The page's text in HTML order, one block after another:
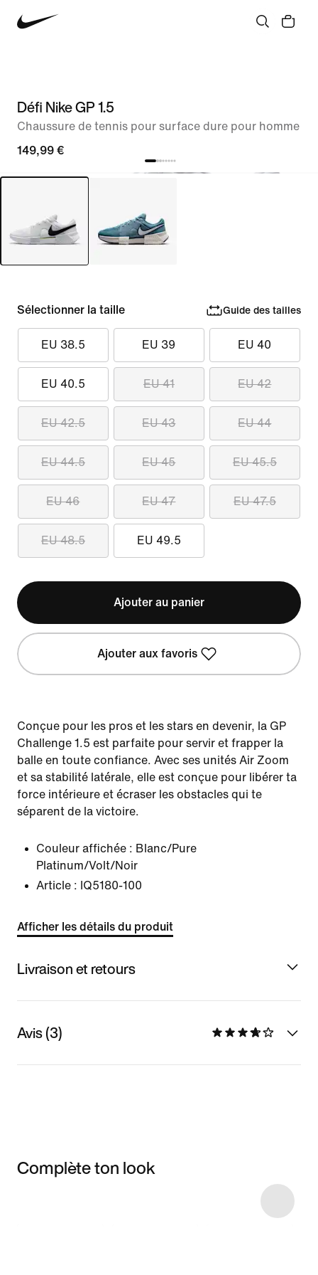
Défi Nike GP 1.5
Chaussure de tennis pour surface dure pour homme
149,99 €
Sélectionner la taille Guide des tailles
EU 38.5 EU 39 EU 40
EU 40.5 EU 41 EU 42
EU 42.5 EU 43 EU 44
EU 44.5 EU 45 EU 45.5
EU 46 EU 47 EU 47.5
EU 48.5 EU 49.5
Ajouter au panier
Ajouter aux favoris
Conçue pour les pros et les stars en devenir, la GP
Challenge 1.5 est parfaite pour servir et frapper la
balle en toute confiance. Avec ses unités Air Zoom
et sa stabilité latérale, elle est conçue pour libérer ta
force intérieure et écraser les obstacles qui te
séparent de la victoire.
Couleur affichée : Blanc/Pure
Platinum/Volt/Noir
Article : IQ5180-100
Afficher les détails du produit
Livraison et retours
Avis (3)
Complète ton look